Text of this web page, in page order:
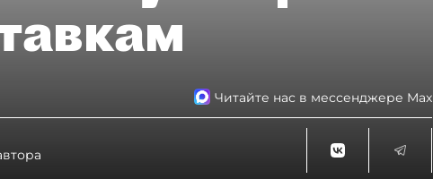
Читайте нас в мессенджере Max